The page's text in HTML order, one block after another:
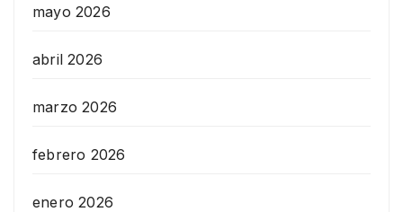
mayo 2026
abril 2026
marzo 2026
febrero 2026
enero 2026